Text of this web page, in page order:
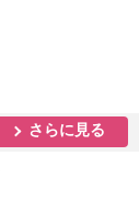
さらに見る